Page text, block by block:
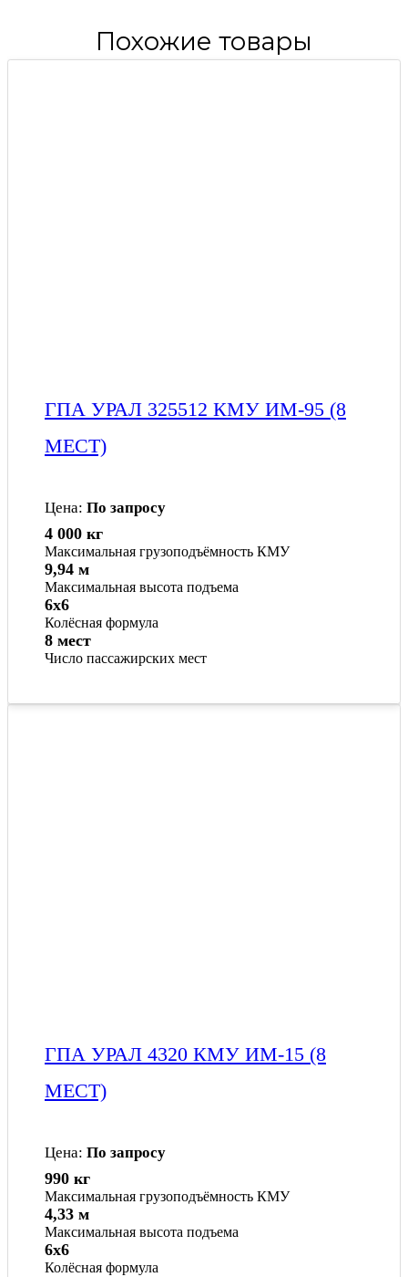
Похожие товары
ГПА УРАЛ 325512 КМУ ИМ-95 (8
МЕСТ)
Цена: По запросу
Максимальная грузоподъёмность КМУ
4 000 кг
Максимальная высота подъема
9,94 м
Колёсная формула
6x6
Число пассажирских мест
8 мест
ГПА УРАЛ 4320 КМУ ИМ-15 (8
МЕСТ)
Цена: По запросу
Максимальная грузоподъёмность КМУ
990 кг
Максимальная высота подъема
4,33 м
Колёсная формула
6x6